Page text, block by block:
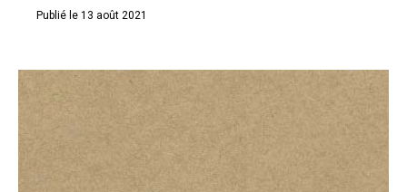
Publié le 13 août 2021